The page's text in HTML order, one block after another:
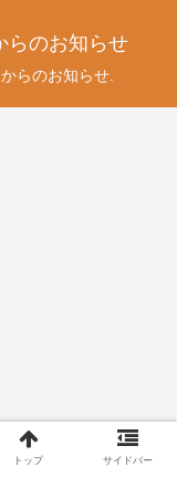
らのお知らせ
らのお知らせ.
トップ サイドバー